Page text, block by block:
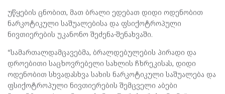
უწყების ცნობით, მათ ბრალი ედებათ დიდი ოდენობით
ნარკოტიკული საშუალებისა და ფსიქოტროპული
ნივთიერების უკანონო შეძენა-შენახვაში.
“სამართალდამცავებმა, ბრალდებულების პირადი და
დროებითი საცხოვრებელი სახლის ჩხრეკისას, დიდი
ოდენობით სხვადასხვა სახის ნარკოტიკული საშუალება და
ფსიქოტროპული ნივთიერების შემცველი აბები